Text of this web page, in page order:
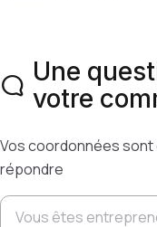
Une
votre
Vos coordonnées sont
répondre